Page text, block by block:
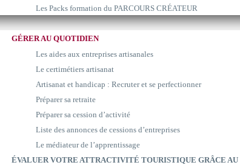
Les Packs formation du PARCOURS CRÉATEUR
GÉRER AU QUOTIDIEN
Les aides aux entreprises artisanales
Le certimétiers artisanat
Artisanat et handicap : Recruter et se perfectionner
Préparer sa retraite
Préparer sa cession d’activité
Liste des annonces de cessions d’entreprises
Le médiateur de l’apprentissage
ÉVALUER VOTRE ATTRACTIVITÉ TOURISTIQUE GRÂCE